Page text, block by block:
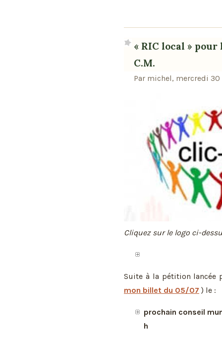
« RIC local » pour
C.M.
Par michel, mercredi
Cliquez sur le logo ci-
Suite à la pétition lancée
mon billet du 05/07 ) le :
prochain conseil
h